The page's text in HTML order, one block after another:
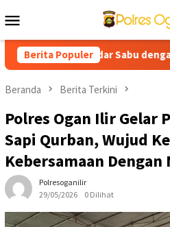
ke
Mobile
Berita Populer
Pengedar Sabu dengan
Beranda Berita Terkini
Polres Ogan Ilir Gelar
Sapi Qurban, Wujud
Kebersamaan Dengan
Polresoganilir
29/05/2026
0 Dilihat